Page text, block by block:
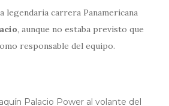
legendaria carrera Panamericana
, aunque no estaba previsto que
responsable del equipo.
Palacio Power al volante del